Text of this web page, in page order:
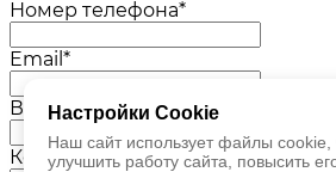
Настройки Cookie
Наш сайт использует файлы cookie,
улучшить работу сайта, повысить
Номер телефона*
Email*
Ваше имя*
Комментарий*